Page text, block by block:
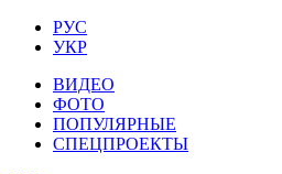
РУС
УКР
ВИДЕО
ФОТО
ПОПУЛЯРНЫЕ
СПЕЦПРОЕКТЫ